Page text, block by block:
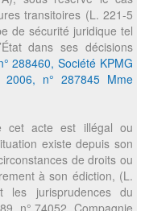
transitoires (L. 221-5
de sécurité juridique tel
dans ses décisions
288460, Société KPMG
2006, n° 287845 Mme
cet acte est illégal ou
existe depuis son
de droits ou
à son édiction, (L.
les jurisprudences du